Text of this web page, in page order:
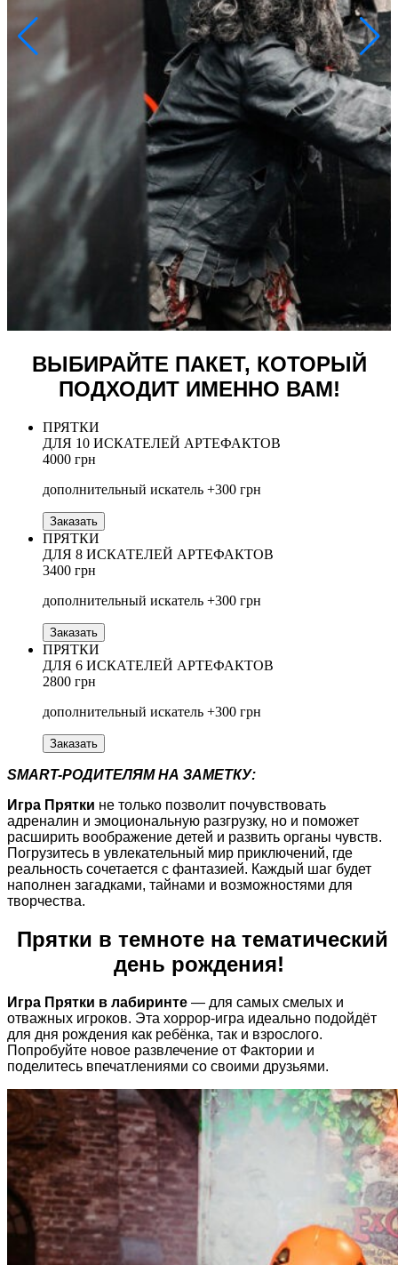
ВЫБИРАЙТЕ ПАКЕТ, КОТОРЫЙ
ПОДХОДИТ ИМЕННО ВАМ!
ПРЯТКИ
ДЛЯ 10 ИСКАТЕЛЕЙ АРТЕФАКТОВ
4000 грн
дополнительный искатель +300 грн
Заказать
ПРЯТКИ
ДЛЯ 8 ИСКАТЕЛЕЙ АРТЕФАКТОВ
3400 грн
дополнительный искатель +300 грн
Заказать
ПРЯТКИ
ДЛЯ 6 ИСКАТЕЛЕЙ АРТЕФАКТОВ
2800 грн
дополнительный искатель +300 грн
Заказать
SMART-РОДИТЕЛЯМ НА ЗАМЕТКУ:
Игра Прятки не только позволит почувствовать
адреналин и эмоциональную разгрузку, но и поможет
расширить воображение детей и развить органы чувств.
Погрузитесь в увлекательный мир приключений, где
реальность сочетается с фантазией. Каждый шаг будет
наполнен загадками, тайнами и возможностями для
творчества.
Прятки в темнотена тематический
день рождения!
Игра Прятки в лабиринте — для самых смелых и
отважных игроков. Эта хоррор-игра идеально подойдёт
для дня рождения как ребёнка, так и взрослого.
Попробуйте новое развлечение от Фактории и
поделитесь впечатлениями со своими друзьями.